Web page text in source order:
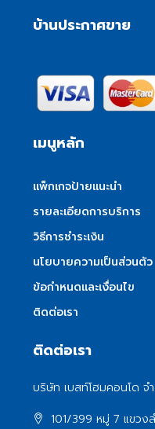
บ้านประกาศขาย
เมนูหลัก
แพ็กเกจป้ายแนะนำ
รายละเอียดการบริการ
วิธีการชำระเงิน
นโยบายความเป็นส่วนตัว
ข้อกำหนดและเงื่อนไข
ติดต่อเรา
ติดต่อเรา
บริษัท เบสท์โฮมคอนโด จ
101/399 หมู่ 7 แขวง